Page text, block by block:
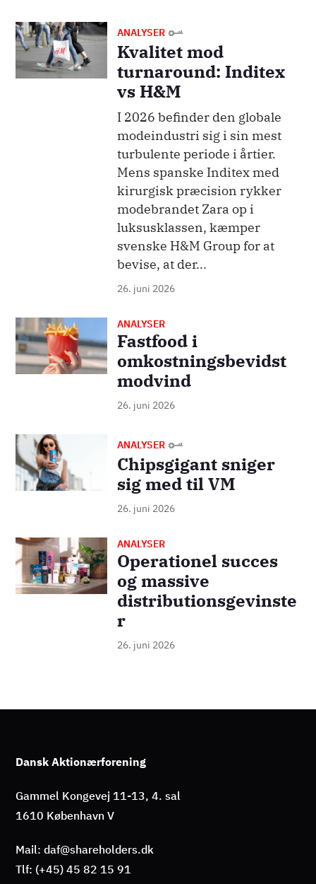
Billede ANALYSER
Kvalitet mod
turnaround: Inditex
vs H&M
I 2026 befinder den globale
modeindustri sig i sin mest
turbulente periode i årtier.
Mens spanske Inditex med
kirurgisk præcision rykker
modebrandet Zara op i
luksusklassen, kæmper
svenske H&M Group for at
bevise, at der...
26. juni 2026
Billede ANALYSER
Fastfood i
omkostningsbevidst
modvind
26. juni 2026
Billede ANALYSER
Chipsgigant sniger
sig med til VM
26. juni 2026
Billede ANALYSER
Operationel succes
og massive
distributionsgevinste
r
26. juni 2026
Dansk Aktionærforening
Gammel Kongevej 11-13, 4. sal
1610 København V
Mail: daf@shareholders.dk
Tlf: (+45) 45 82 15 91